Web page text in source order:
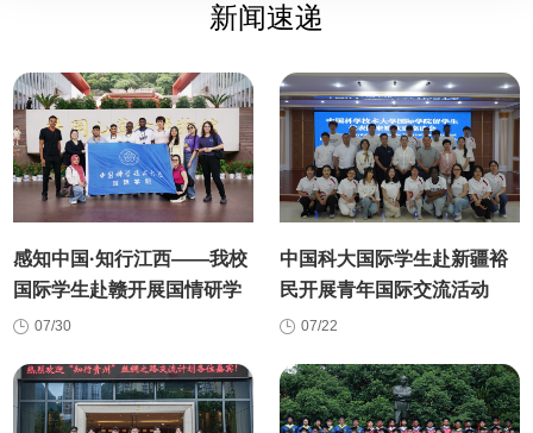
新闻速递
感知中国·知行江西——我校
国际学生赴赣开展国情研学
实践07/30
中国科大国际学生赴新疆裕
民开展青年国际交流活动
07/22